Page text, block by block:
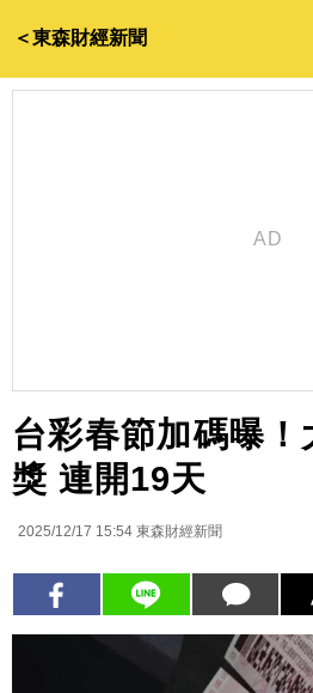
＜東森財經新聞
台彩春節加碼曝！
獎 連開19天
2025/12/17 15:54 東森財經新聞